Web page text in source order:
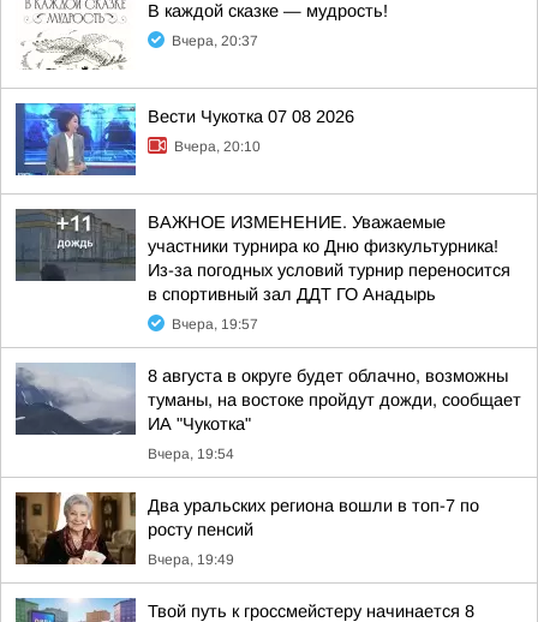
В каждой сказке — мудрость!
Вчера, 20:37
Вести Чукотка 07 08 2026
Вчера, 20:10
ВАЖНОЕ ИЗМЕНЕНИЕ. Уважаемые
участники турнира ко Дню физкультурника!
Из-за погодных условий турнир переносится
в спортивный зал ДДТ ГО Анадырь
Вчера, 19:57
8 августа в округе будет облачно, возможны
туманы, на востоке пройдут дожди, сообщает
ИА "Чукотка"
Вчера, 19:54
Два уральских региона вошли в топ-7 по
росту пенсий
Вчера, 19:49
Твой путь к гроссмейстеру начинается 8